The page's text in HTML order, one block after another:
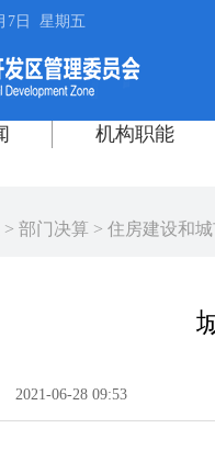
> 部门决算 > 住房建设和
2021-06-28 09:53